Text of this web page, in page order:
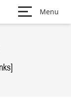
Menu